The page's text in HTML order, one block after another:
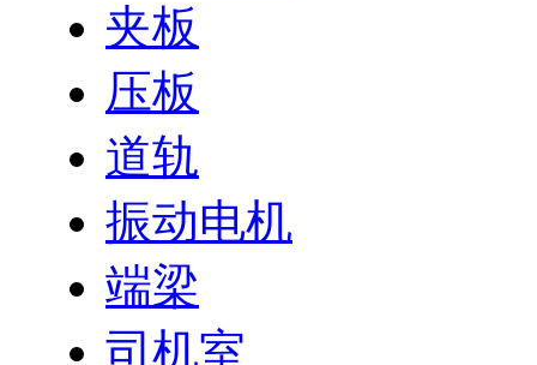
夹板
压板
道轨
振动电机
端梁
司机室